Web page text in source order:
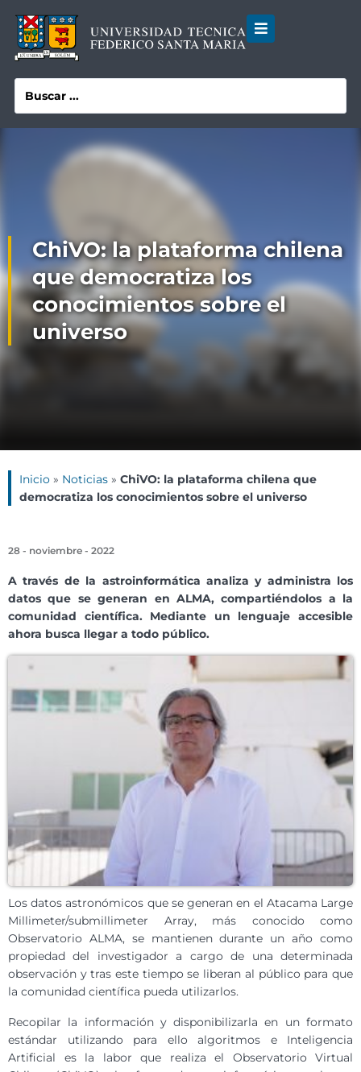
ChiVO: la plataforma chilena
que democratiza los
conocimientos sobre el
universo
Inicio » Noticias » ChiVO: la plataforma chilena que
democratiza los conocimientos sobre el universo
28 - noviembre - 2022
A través de la astroinformática analiza y administra los
datos que se generan en ALMA, compartiéndolos a la
comunidad científica. Mediante un lenguaje accesible
ahora busca llegar a todo público.
Los datos astronómicos que se generan en el Atacama Large
Millimeter/submillimeter Array, más conocido como
Observatorio ALMA, se mantienen durante un año como
propiedad del investigador a cargo de una determinada
observación y tras este tiempo se liberan al público para que
la comunidad científica pueda utilizarlos.
Recopilar la información y disponibilizarla en un formato
estándar utilizando para ello algoritmos e Inteligencia
Artificial es la labor que realiza el Observatorio Virtual